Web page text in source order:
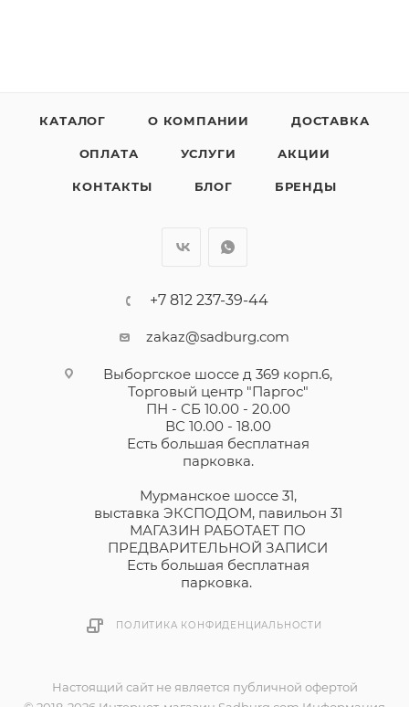
КАТАЛОГ О КОМПАНИИ ДОСТАВКА
ОПЛАТА УСЛУГИ АКЦИИ
КОНТАКТЫ БЛОГ БРЕНДЫ
+7 812 237-39-44
zakaz@sadburg.com
Выборгское шоссе д 369 корп.6,
Торговый центр "Паргос"
ПН - СБ 10.00 - 20.00
ВС 10.00 - 18.00
Есть большая бесплатная
парковка.
Мурманское шоссе 31,
выставка ЭКСПОДОМ, павильон 31
МАГАЗИН РАБОТАЕТ ПО
ПРЕДВАРИТЕЛЬНОЙ ЗАПИСИ
Есть большая бесплатная
парковка.
ПОЛИТИКА КОНФИДЕНЦИАЛЬНОСТИ
Настоящий сайт не является публичной офертой